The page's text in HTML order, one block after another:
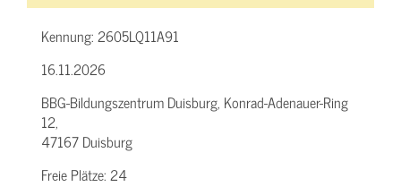
Kennung:2605LQ11A91
16.11.2026
BBG-Bildungszentrum Duisburg, Konrad-Adenauer-Ring
12,
47167 Duisburg
Freie Plätze:24